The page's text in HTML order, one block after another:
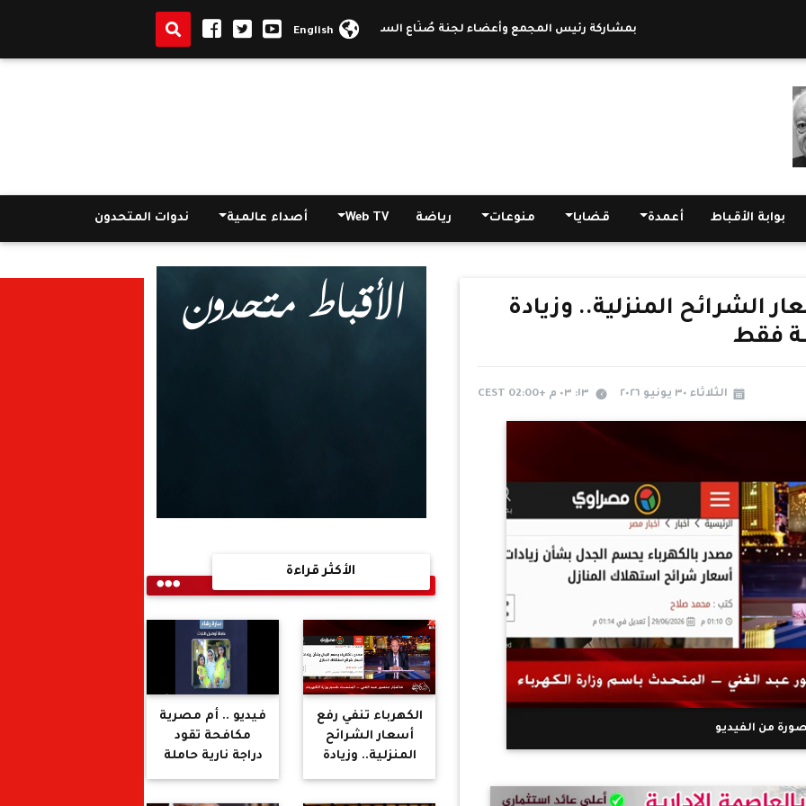
بمشاركة رئيس المجمع وأعضاء لجنة صُنّاع السلام بالمنيا.. 2000 خادم من 18 محافظة في أول لقاء لخدمة ذوي الهمم بمصر English
بوابة الأقباط أعمدة قضايا منوعات رياضة Web TV أصداء عالمية ندوات المتحدون
الشرائح المنزلية.. وزيادة
فقط
الثلاثاء ٣٠ يونيو ٢٠٢٦ ١٣: ٠٣ م +02:00 CEST
من الفيديو
الأكثر قراءة
الكهرباء تنفي رفع
أسعار الشرائح
المنزلية.. وزيادة
فيديو .. أم مصرية
مكافحة تقود
دراجة نارية حاملة